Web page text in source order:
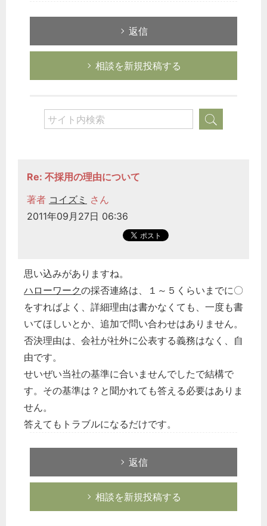
返信
相談を新規投稿する
Re: 不採用の理由について
著者 コイズミ さん
2011年09月27日 06:36
思い込みがありますね。
ハローワークの採否連絡は、１～５くらいまでに〇
をすればよく、詳細理由は書かなくても、一度も書
いてほしいとか、追加で問い合わせはありません。
否決理由は、会社が社外に公表する義務はなく、自
由です。
せいぜい当社の基準に合いませんでしたで結構で
す。その基準は？と聞かれても答える必要はありま
せん。
答えてもトラブルになるだけです。
返信
相談を新規投稿する